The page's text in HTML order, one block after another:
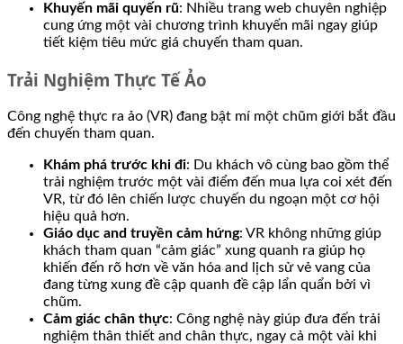
Khuyến mãi quyến rũ: Nhiều trang web chuyên nghiệp
cung ứng một vài chương trình khuyến mãi ngay giúp
tiết kiệm tiêu mức giá chuyến tham quan.
Trải Nghiệm Thực Tế Ảo
Công nghệ thực ra ảo (VR) đang bật mí một chũm giới bắt đầu
đến chuyến tham quan.
Khám phá trước khi đi: Du khách vô cùng bao gồm thể
trải nghiệm trước một vài điểm đến mua lựa coi xét đến
VR, từ đó lên chiến lược chuyến du ngoạn một cơ hội
hiệu quả hơn.
Giáo dục and truyền cảm hứng: VR không những giúp
khách tham quan “cảm giác” xung quanh ra giúp họ
khiến đến rõ hơn về văn hóa and lịch sử vẻ vang của
đang từng xung đề cập quanh đề cập lẩn quẩn bởi vì
chũm.
Cảm giác chân thực: Công nghệ này giúp đưa đến trải
nghiệm thân thiết and chân thực, ngay cả một vài khi